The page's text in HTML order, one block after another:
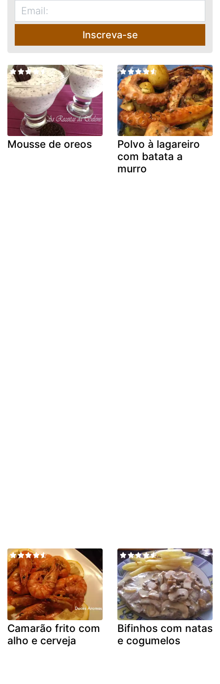
Inscreva-se
Mousse de oreos
Polvo à lagareiro
com batata a
murro
Camarão frito com
alho e cerveja
Bifinhos com natas
e cogumelos